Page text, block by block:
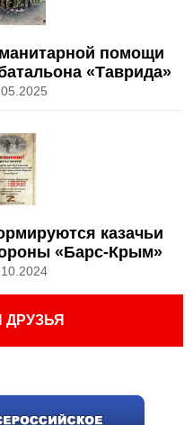
помощи
«Таврида»
казачьи
«Барс-Крым»